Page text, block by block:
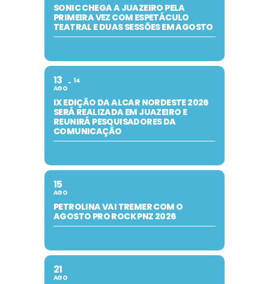
SONIC CHEGA A JUAZEIRO PELA
PRIMEIRA VEZ COM ESPETÁCULO
TEATRAL E DUAS SESSÕES EM AGOSTO
13
AGO
14
IX EDIÇÃO DA ALCAR NORDESTE 2026
SERÁ REALIZADA EM JUAZEIRO E
REUNIRÁ PESQUISADORES DA
COMUNICAÇÃO
15
AGO
PETROLINA VAI TREMER COM O
AGOSTO PRO ROCK PNZ 2026
21
AGO